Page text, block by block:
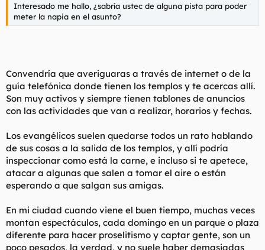
Interesado me hallo, ¿sabría ustec de alguna pista para poder
meter la napia en el asunto?
Convendría que averiguaras a través de internet o de la
guía telefónica donde tienen los templos y te acercas allí.
Son muy activos y siempre tienen tablones de anuncios
con las actividades que van a realizar, horarios y fechas.
Los evangélicos suelen quedarse todos un rato hablando
de sus cosas a la salida de los templos, y allí podría
inspeccionar como está la carne, e incluso si te apetece,
atacar a algunas que salen a tomar el aire o están
esperando a que salgan sus amigas.
En mi ciudad cuando viene el buen tiempo, muchas veces
montan espectáculos, cada domingo en un parque o plaza
diferente para hacer proselitismo y captar gente, son un
poco pesados, la verdad, y no suele haber demasiadas